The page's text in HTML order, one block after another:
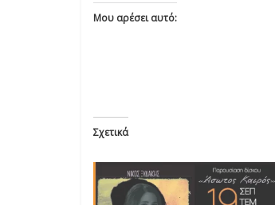
Μου αρέσει αυτό:
Σχετικά